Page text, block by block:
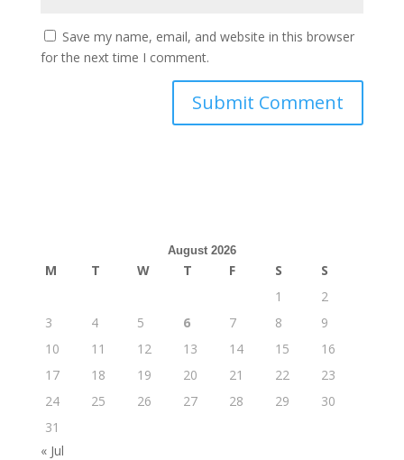
Save my name, email, and website in this browser
for the next time I comment.
August 2026
M T W T F S
S
1
2
3
4 5 6 7 8
9
10
11 12 13 14 15
16
17
18 19 20 21 22
23
24
25 26 27 28 29
30
31
« Jul